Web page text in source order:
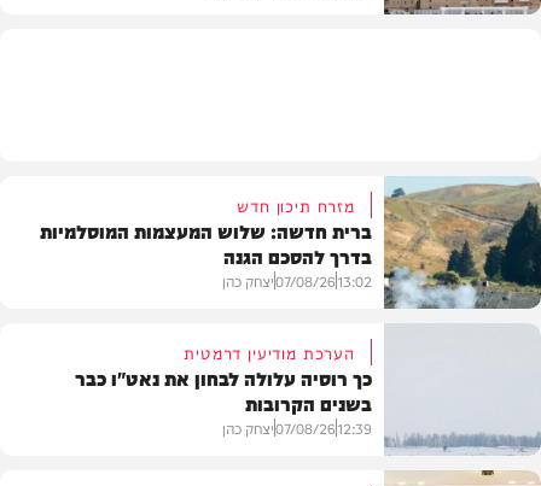
מזרח תיכון חדש
ברית חדשה: שלוש המעצמות המוסלמיות
בדרך להסכם הגנה
13:02
07/08/26יצחק כהן
הערכת מודיעין דרמטית
כך רוסיה עלולה לבחון את נאט"ו כבר
בשנים הקרובות
12:39
07/08/26יצחק כהן